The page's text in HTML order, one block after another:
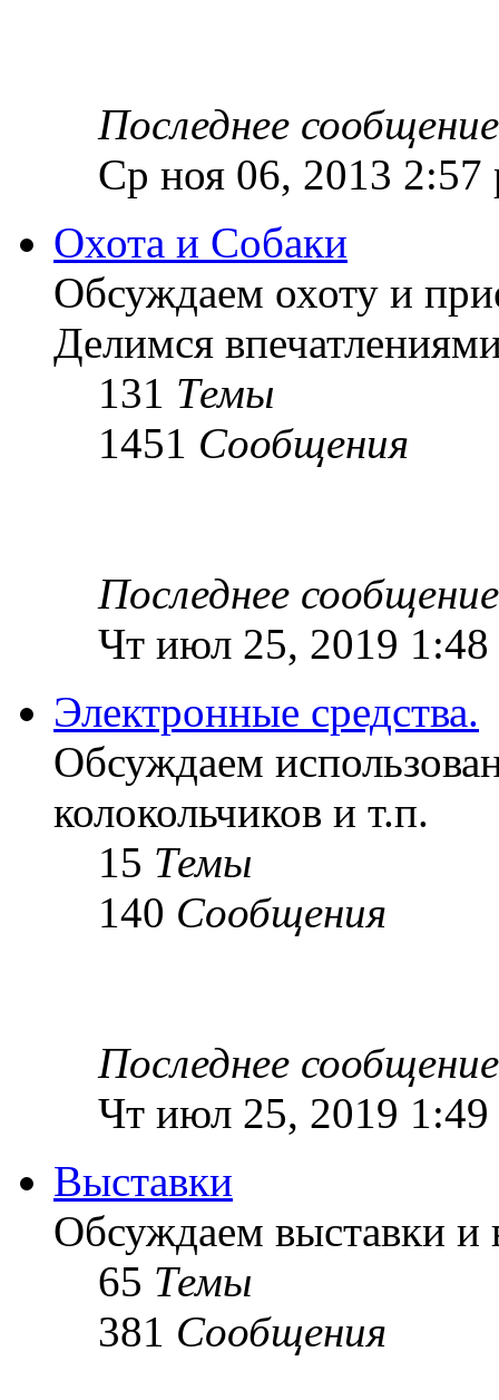
Последнее сообщение
Ср ноя 06, 2013 2:57
Охота и Собаки
Обсуждаем охоту и
Делимся
131 Темы
1451 Сообщения
Последнее сообщение
Чт июл 25, 2019 1:48
Электронные средства.
Обсуждаем
колокольчиков и т.п.
15 Темы
140 Сообщения
Последнее сообщение
Чт июл 25, 2019 1:49
Выставки
Обсуждаем выставки и
65 Темы
381 Сообщения